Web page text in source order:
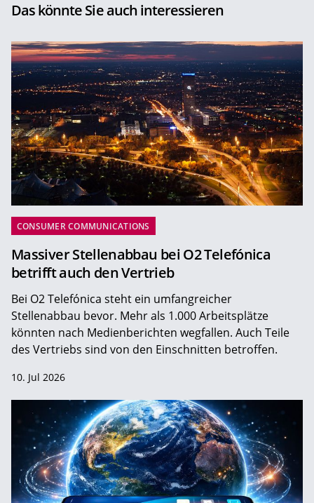
Das könnte Sie auch interessieren
CONSUMER COMMUNICATIONS
Massiver Stellenabbau bei O2 Telefónica
betrifft auch den Vertrieb
Bei O2 Telefónica steht ein umfangreicher
Stellenabbau bevor. Mehr als 1.000 Arbeitsplätze
könnten nach Medienberichten wegfallen. Auch Teile
des Vertriebs sind von den Einschnitten betroffen.
10. Jul 2026